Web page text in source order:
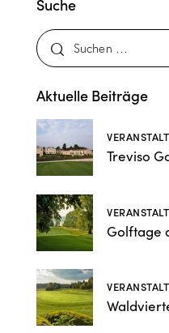
Suche
Aktuelle Beiträge
Treviso
Golftage